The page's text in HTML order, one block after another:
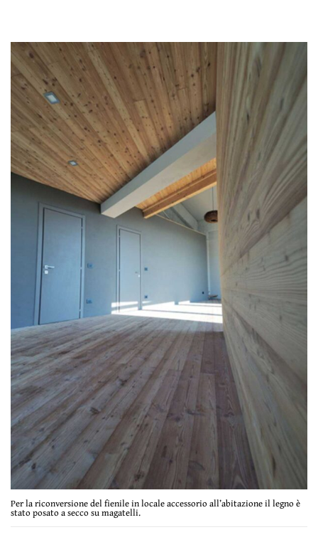
Per la riconversione del fienile in locale accessorio all’abitazione il legno è
stato posato a secco su magatelli.